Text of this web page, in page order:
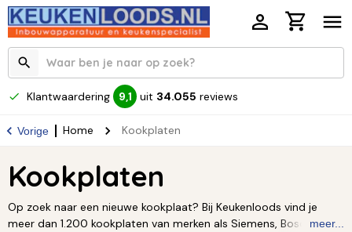
Klantwaardering 9,1 uit 34.055 reviews
Vorige Home Kookplaten
Kookplaten
Op zoek naar een nieuwe kookplaat? Bij Keukenloods vind je
meer dan 1.200 kookplaten van merken als Siemens, Bosch, AEG,
meer...